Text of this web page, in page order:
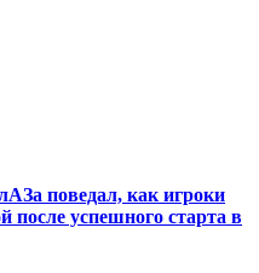
поведал, как игроки
после успешного старта в